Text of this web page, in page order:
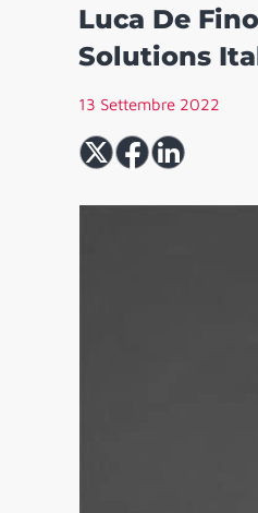
Luca De
Solutions
13 Settembre 2022